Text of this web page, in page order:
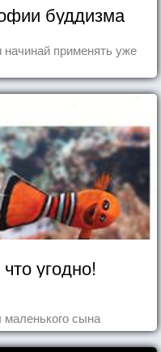
буддизма
применять уже
угодно!
сына